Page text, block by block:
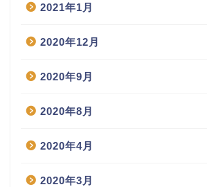
2021年1月
2020年12月
2020年9月
2020年8月
2020年4月
2020年3月